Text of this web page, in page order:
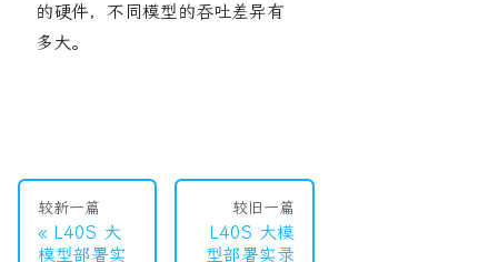
的硬件，不同模型的吞吐差异有
多大。
较新一篇
L40S 大
模型部署实
较旧一篇
L40S 大模
型部署实录